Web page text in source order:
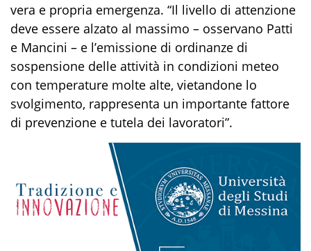
vera e propria emergenza. “Il livello di attenzione
deve essere alzato al massimo – osservano Patti
e Mancini – e l’emissione di ordinanze di
sospensione delle attività in condizioni meteo
con temperature molte alte, vietandone lo
svolgimento, rappresenta un importante fattore
di prevenzione e tutela dei lavoratori”.